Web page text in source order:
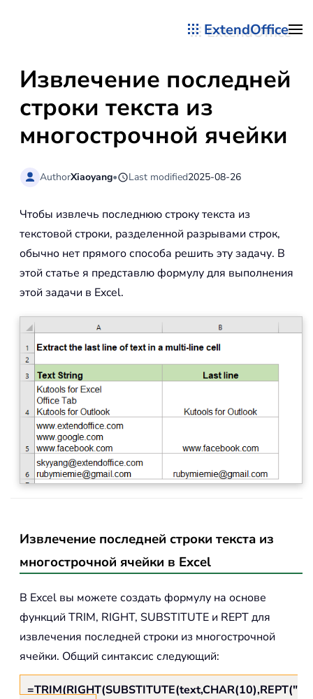
ExtendOffice
Извлечение последней
строки текста из
многострочной ячейки
AuthorXiaoyang• Last modified2025-08-26
Чтобы извлечь последнюю строку текста из
текстовой строки, разделенной разрывами строк,
обычно нет прямого способа решить эту задачу. В
этой статье я представлю формулу для выполнения
этой задачи в Excel.
Извлечение последней строки текста из
многострочной ячейки в Excel
В Excel вы можете создать формулу на основе
функций TRIM, RIGHT, SUBSTITUTE и REPT для
извлечения последней строки из многострочной
ячейки. Общий синтаксис следующий:
=TRIM(RIGHT(SUBSTITUTE(text,CHAR(10),REPT("